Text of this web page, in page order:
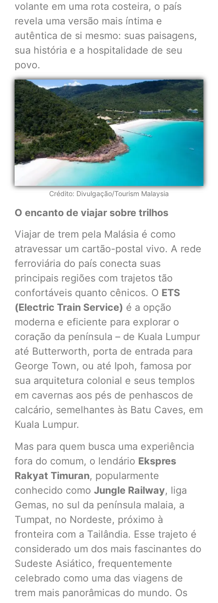
volante em uma rota costeira, o país
revela uma versão mais íntima e
autêntica de si mesmo: suas paisagens,
sua história e a hospitalidade de seu
povo.
Crédito: Divulgação/Tourism Malaysia
O encanto de viajar sobre trilhos
Viajar de trem pela Malásia é como
atravessar um cartão-postal vivo. A rede
ferroviária do país conecta suas
principais regiões com trajetos tão
confortáveis quanto cênicos. O ETS
(Electric Train Service) é a opção
moderna e eficiente para explorar o
coração da península – de Kuala Lumpur
até Butterworth, porta de entrada para
George Town, ou até Ipoh, famosa por
sua arquitetura colonial e seus templos
em cavernas aos pés de penhascos de
calcário, semelhantes às Batu Caves, em
Kuala Lumpur.
Mas para quem busca uma experiência
fora do comum, o lendário Ekspres
Rakyat Timuran, popularmente
conhecido como Jungle Railway, liga
Gemas, no sul da península malaia, a
Tumpat, no Nordeste, próximo à
fronteira com a Tailândia. Esse trajeto é
considerado um dos mais fascinantes do
Sudeste Asiático, frequentemente
celebrado como uma das viagens de
trem mais panorâmicas do mundo. Os